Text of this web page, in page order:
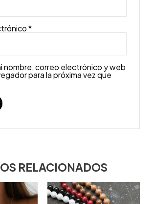
*
nombre, correo electrónico y web
para la próxima vez que
RELACIONADOS